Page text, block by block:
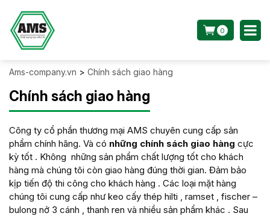
0
Ams-company.vn > Chính sách giao hàng
Chính sách giao hàng
Công ty cổ phần thương mại AMS chuyên cung cấp sản
phẩm chính hãng. Và có những chính sách giao hàng cực
kỳ tốt . Không những sản phẩm chất lượng tốt cho khách
hàng mà chúng tôi còn giao hàng đúng thời gian. Đảm bảo
kịp tiến độ thi công cho khách hàng . Các loại mặt hàng
chúng tôi cung cấp như keo cấy thép hilti , ramset , fischer –
bulong nở 3 cánh , thanh ren và nhiều sản phẩm khác . Sau